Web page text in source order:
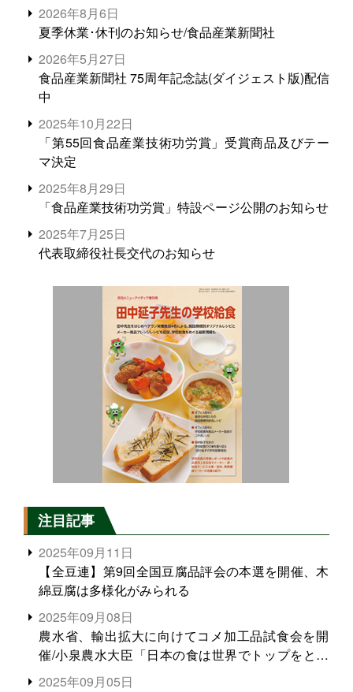
2026年8月6日
夏季休業･休刊のお知らせ/食品産業新聞社
2026年5月27日
食品産業新聞社 75周年記念誌(ダイジェスト版)配信
中
2025年10月22日
「第55回食品産業技術功労賞」受賞商品及びテー
マ決定
2025年8月29日
「食品産業技術功労賞」特設ページ公開のお知らせ
2025年7月25日
代表取締役社長交代のお知らせ
注目記事
2025年09月11日
【全豆連】第9回全国豆腐品評会の本選を開催、木
綿豆腐は多様化がみられる
2025年09月08日
農水省、輸出拡大に向けてコメ加工品試食会を開
催/小泉農水大臣「日本の食は世界でトップをとれ
る。米増産に向けて、米輸出需要の拡大を」
2025年09月05日